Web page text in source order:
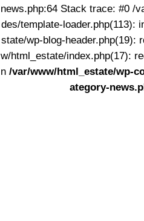
news.php:64 Stack trace: #0 /
des/template-loader.php(113):
state/wp-blog-header.php(19):
w/html_estate/index.php(17):
n /var/www/html_estate/wp-
ategory-